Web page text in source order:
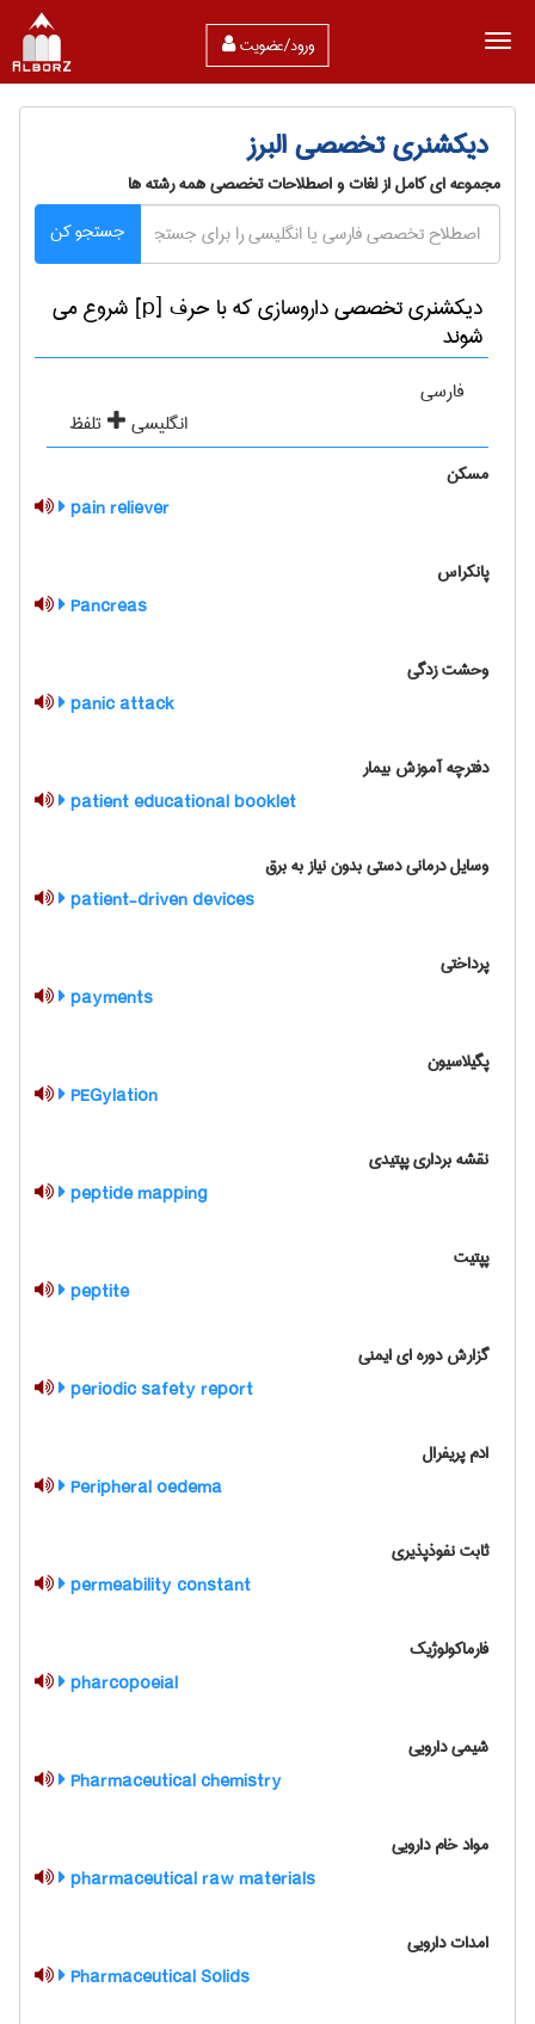
ورود/عضویت
دیکشنری تخصصی البرز
مجموعه ای کامل از لغات و اصطلاحات تخصصی همه رشته ها
جستجو کن
دیکشنری تخصصی داروسازی که با حرف [p] شروع می
شوند
فارسی
انگلیسی
تلفظ
مسکن
pain reliever
پانکراس
Pancreas
وحشت زدگی
panic attack
دفترچه آموزش بیمار
patient educational booklet
وسایل درمانی دستی بدون نیاز به برق
patient-driven devices
پرداختی
payments
پگیلاسیون
PEGylation
نقشه برداری پپتیدی
peptide mapping
پپتیت
peptite
گزارش دوره ای ایمنی
periodic safety report
ادم پریفرال
Peripheral oedema
ثابت نفوذپذیری
permeability constant
فارماکولوژیک
pharcopoeial
شیمی دارویی
Pharmaceutical chemistry
مواد خام دارویی
pharmaceutical raw materials
امدات دارویی
Pharmaceutical Solids